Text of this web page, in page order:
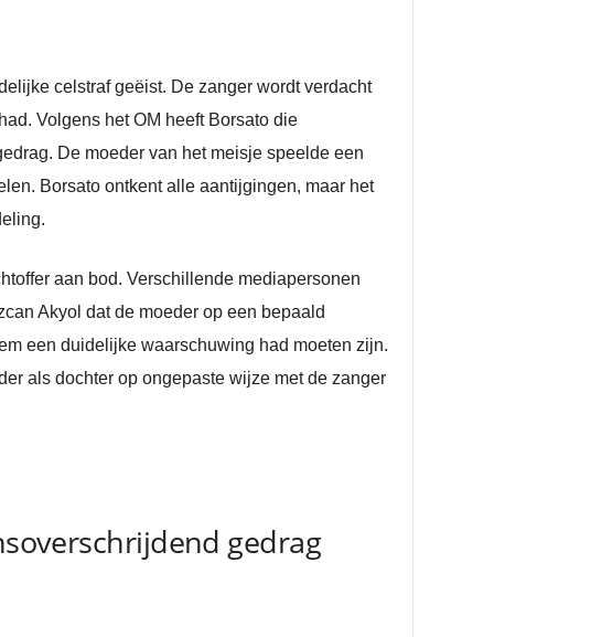
celstraf geëist. De zanger wordt verdacht
Volgens het OM heeft Borsato die
De moeder van het meisje speelde een
Borsato ontkent alle aantijgingen, maar het
aan bod. Verschillende mediapersonen
Akyol dat de moeder op een bepaald
een duidelijke waarschuwing had moeten zijn.
als dochter op ongepaste wijze met de zanger
gedrag